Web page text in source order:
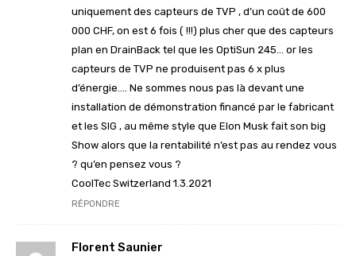
uniquement des capteurs de TVP , d’un coût de 600
000 CHF, on est 6 fois ( !!!) plus cher que des capteurs
plan en DrainBack tel que les OptiSun 245… or les
capteurs de TVP ne produisent pas 6 x plus
d’énergie…. Ne sommes nous pas là devant une
installation de démonstration financé par le fabricant
et les SIG , au même style que Elon Musk fait son big
Show alors que la rentabilité n’est pas au rendez vous
? qu’en pensez vous ?
CoolTec Switzerland 1.3.2021
RÉPONDRE
Florent Saunier